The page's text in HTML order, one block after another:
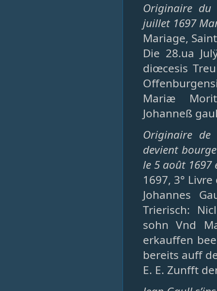
Originaire du
juillet 1697
Mariage,
Die 28.ua
diœcesis
Mariæ
Johanneß
Originaire de
devient
le 5 août 1697
1697, 3°
Johannes
Trierisch:
sohn Vnd
erkauffen
bereits auff
E. E. Zunfft